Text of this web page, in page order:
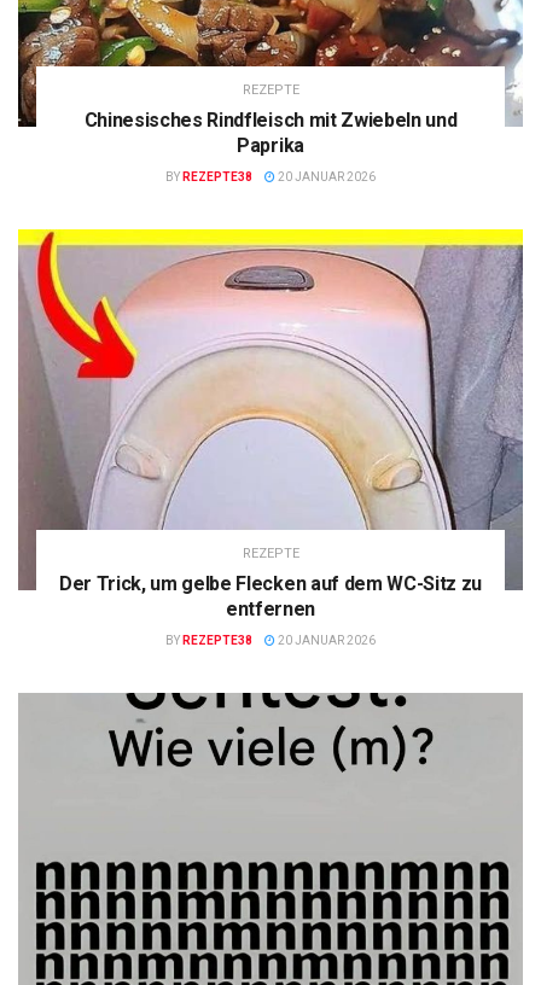
REZEPTE
Chinesisches Rindfleisch mit Zwiebeln und
Paprika
BY REZEPTE38 20 JANUAR 2026
REZEPTE
Der Trick, um gelbe Flecken auf dem WC-Sitz zu
entfernen
BY REZEPTE38 20 JANUAR 2026